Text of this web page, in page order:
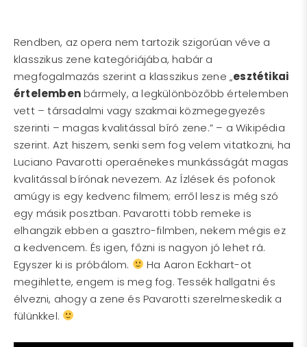
Rendben, az opera nem tartozik szigorúan véve a
klasszikus zene kategóriájába, habár a
megfogalmazás szerint a klasszikus zene „esztétikai
értelembenbármely, a legkülönbözőbb értelemben
vett – társadalmi vagy szakmai közmegegyezés
szerinti – magas kvalitással bíró zene.” – a Wikipédia
szerint. Azt hiszem, senki sem fog velem vitatkozni, ha
Luciano Pavarotti operaénekes munkásságát magas
kvalitással bírónak nevezem. Az Ízlések és pofonok
amúgy is egy kedvenc filmem; erről lesz is még szó
egy másik posztban. Pavarotti több remeke is
elhangzik ebben a gasztro-filmben, nekem mégis ez
a kedvencem. És igen, főzni is nagyon jó lehet rá.
Egyszer ki is próbálom.
Ha Aaron Eckhart-ot
megihlette, engem is meg fog. Tessék hallgatni és
élvezni, ahogy a zene és Pavarotti szerelmeskedik a
fülünkkel.